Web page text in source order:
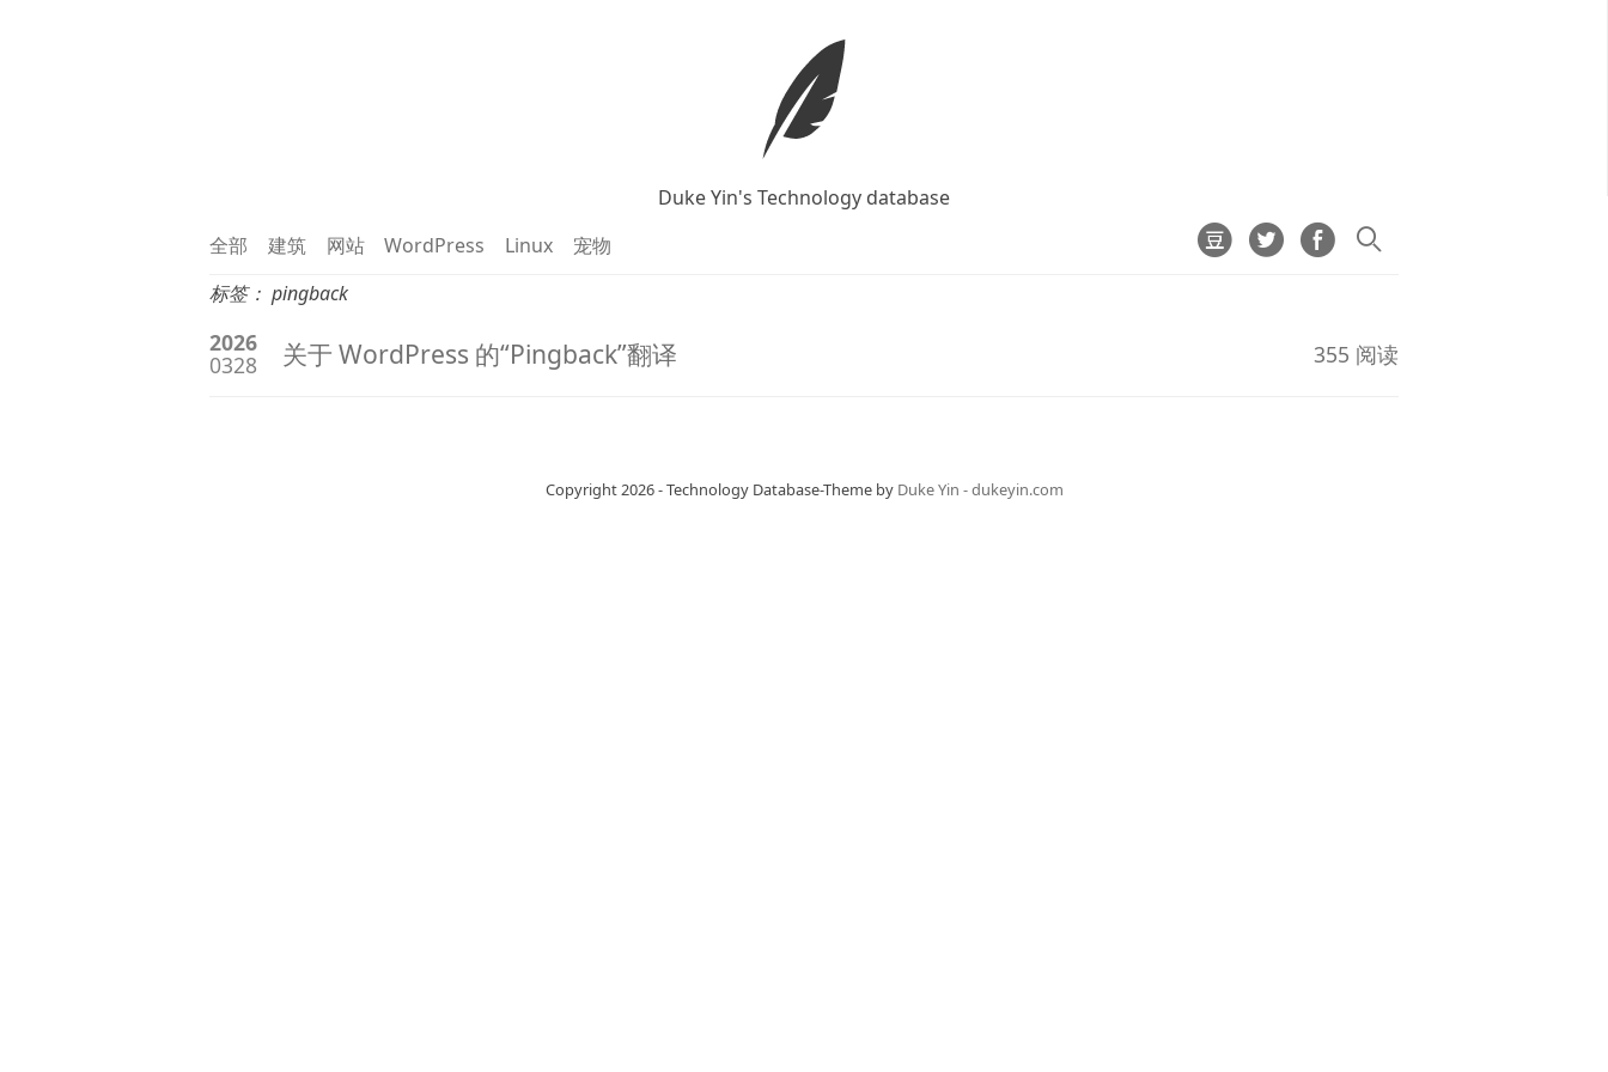
Duke Yin's Technology database
全部
建筑 网站 WordPress Linux
宠物
标签： pingback
2026
0328 关于 WordPress 的“Pingback”翻译 355 阅读
Copyright 2026 - Technology Database-Theme by Duke Yin - dukeyin.com